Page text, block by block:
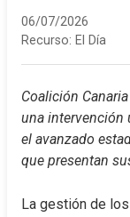
06/07/2026
Recurso: El Día
Coalición
una intervención
el avanzado
que presentan
La gestión de